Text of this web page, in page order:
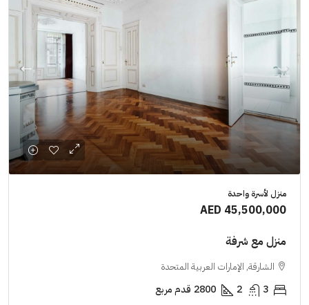
منزل لأسرة واحدة
AED 45,500,000
منزل مع شرفة
الشارقة, الإمارات العربية المتحدة
3
2
2800 قدم مربع